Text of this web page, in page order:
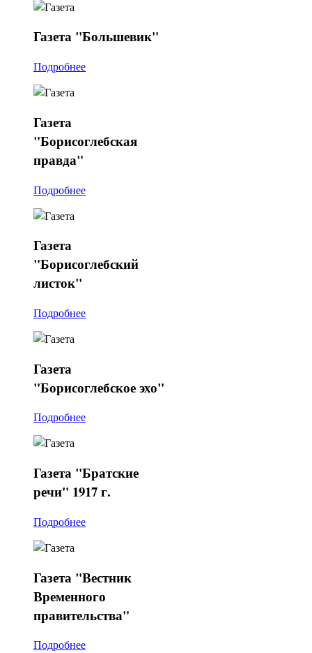
Газета "Большевик"
Подробнее
Газета
"Борисоглебская
правда"
Подробнее
Газета
"Борисоглебский
листок"
Подробнее
Газета
"Борисоглебское эхо"
Подробнее
Газета "Братские
речи" 1917 г.
Подробнее
Газета "Вестник
Временного
правительства"
Подробнее